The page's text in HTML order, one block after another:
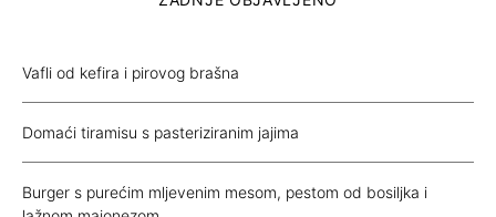
Vafli od kefira i pirovog brašna
Domaći tiramisu s pasteriziranim jajima
Burger s purećim mljevenim mesom, pestom od bosiljka i